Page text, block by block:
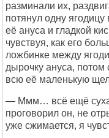
разминали их,
потянул одну
её ануса и гладкой
чувствуя, как его
ложбинке между
дырочку ануса, потом
всю её маленькую
— Ммм… всё ещё
проговорил он, не
уже сжимается, я